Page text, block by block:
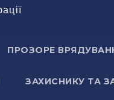
ПРОЗОРЕ
ЗАХИСНИКУ ТА